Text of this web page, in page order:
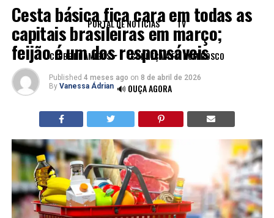
PORTAL DE NOTÍCIAS TV
CLUBE DE AMIGOS CONHEÇA A FM DOM BOSCO
🔊 OUÇA AGORA
Cesta básica fica cara em todas as
capitais brasileiras em março;
feijão é um dos responsáveis
Published 4 meses ago on 8 de abril de 2026
By Vanessa Ádrian